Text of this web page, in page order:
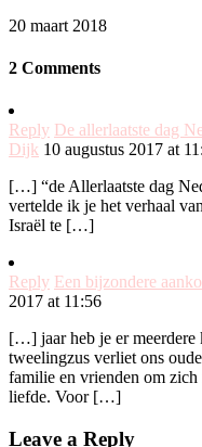
20 maart 2018
2 Comments
Reply De allerlaatste dag
Dijk 10 augustus 2017 at
[…] “de Allerlaatste dag
vertelde ik je het verhaal
Israël te […]
Reply Een bijzondere
2017 at 11:56
[…] jaar heb je er meerdere
tweelingzus verliet ons
familie en vrienden om
liefde. Voor […]
Leave a Reply